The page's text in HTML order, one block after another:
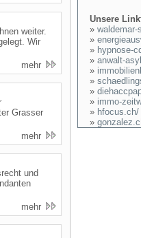
weiter.
Wir
mehr
Grasser
mehr
und
mehr
Unsere
»
»
» hypnose-
» anwalt-
»
»
»
» immo-
» hfocus.ch/
»